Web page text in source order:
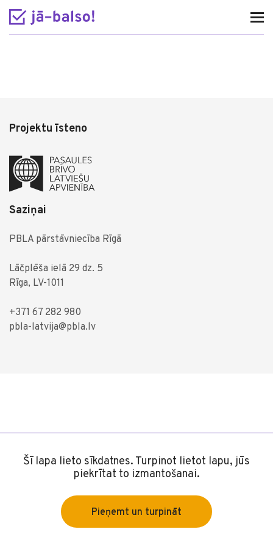
Šī lapa lieto sīkdatnes. Turpinot lietot lapu, jūs
piekrītat to izmantošanai.
Pieņemt un turpināt
Projektu īsteno
Saziņai
PBLA pārstāvniecība Rīgā
Lāčplēša ielā 29 dz. 5
Rīga, LV-1011
+371 67 282 980
pbla-latvija@pbla.lv